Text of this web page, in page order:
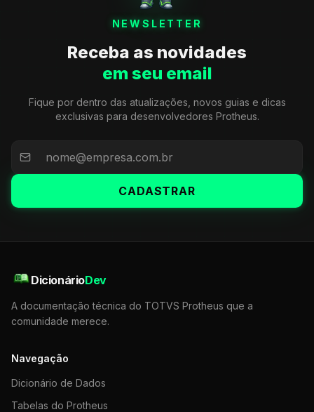
NEWSLETTER
Receba as novidades
em seu email
Fique por dentro das atualizações, novos guias e dicas
exclusivas para desenvolvedores Protheus.
CADASTRAR
DicionárioDev
A documentação técnica do TOTVS Protheus que a
comunidade merece.
Navegação
Dicionário de Dados
Tabelas do Protheus